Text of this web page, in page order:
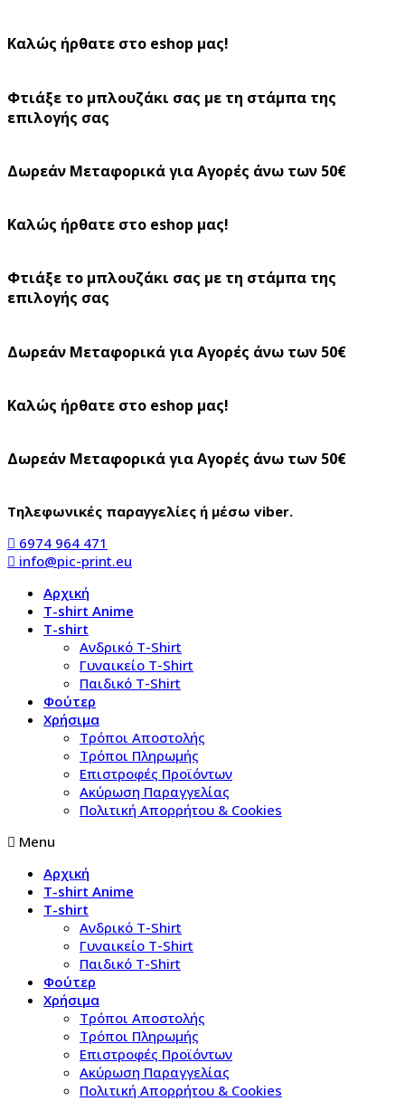
Καλώς ήρθατε στο eshop μας!
Φτιάξε το μπλουζάκι σας με τη στάμπα της
επιλογής σας
Δωρεάν Μεταφορικά για Αγορές άνω των 50€
Καλώς ήρθατε στο eshop μας!
Φτιάξε το μπλουζάκι σας με τη στάμπα της
επιλογής σας
Δωρεάν Μεταφορικά για Αγορές άνω των 50€
Καλώς ήρθατε στο eshop μας!
Δωρεάν Μεταφορικά για Αγορές άνω των 50€
Τηλεφωνικές παραγγελίες ή μέσω viber.
6974 964 471
info@pic-print.eu
Αρχική
T-shirt Anime
T-shirt
Aνδρικό Τ-Shirt
Γυναικείο T-Shirt
Παιδικό T-Shirt
Φούτερ
Χρήσιμα
Τρόποι Αποστολής
Τρόποι Πληρωμής
Επιστροφές Προϊόντων
Ακύρωση Παραγγελίας
Πολιτική Απορρήτου & Cookies
Menu
Αρχική
T-shirt Anime
T-shirt
Aνδρικό Τ-Shirt
Γυναικείο T-Shirt
Παιδικό T-Shirt
Φούτερ
Χρήσιμα
Τρόποι Αποστολής
Τρόποι Πληρωμής
Επιστροφές Προϊόντων
Ακύρωση Παραγγελίας
Πολιτική Απορρήτου & Cookies